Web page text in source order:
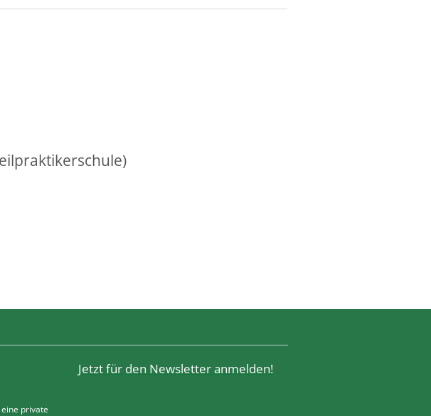
private
Jetzt für den Newsletter anmelden!